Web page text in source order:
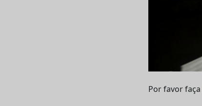
Por favor faça